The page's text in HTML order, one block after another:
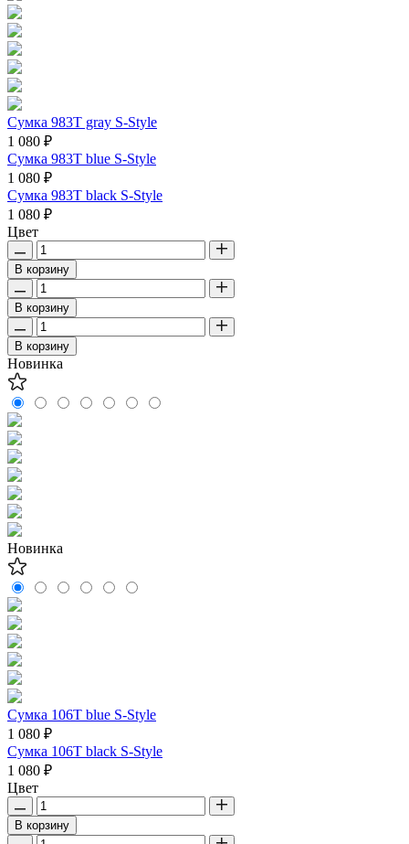
Сумка 983T gray S-Style
1 080 ₽
Сумка 983T blue S-Style
1 080 ₽
Сумка 983T black S-Style
1 080 ₽
Цвет
В корзину
В корзину
В корзину
Новинка
Новинка
Сумка 106T blue S-Style
1 080 ₽
Сумка 106T black S-Style
1 080 ₽
Цвет
В корзину